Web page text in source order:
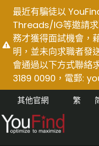
content
最近有騙徒以
Threads/IG等邀請
務才獲得面試機會，
明，並未向求職者發
會通過以下方式聯絡
3189 0090，電郵:
其他官網 繁